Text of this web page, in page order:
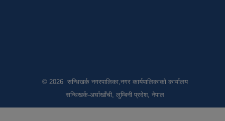
© 2026 सन्धिखर्क नगरपालिका,नगर कार्यपालिकाको कार्यालय
सन्धिखर्क-अर्घाखाँची, लुम्बिनी प्रदेश, नेपाल